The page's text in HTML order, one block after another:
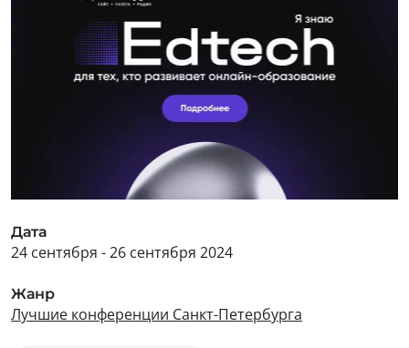
Дата
24 сентября - 26 сентября 2024
Жанр
Лучшие конференции Санкт-Петербурга